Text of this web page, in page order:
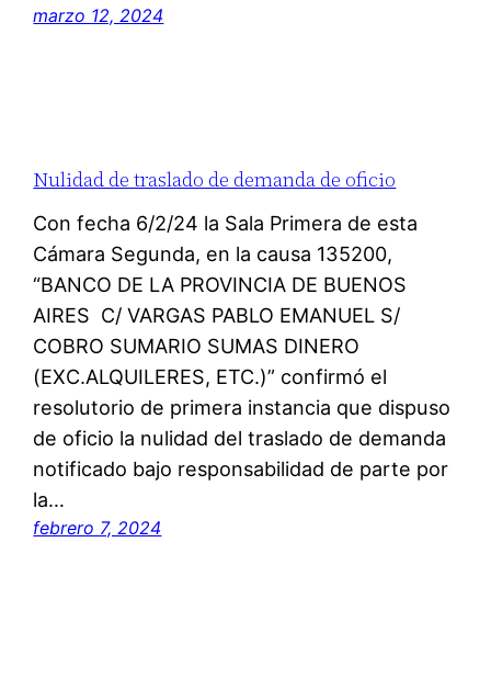
marzo 12, 2024
Nulidad de traslado de demanda de oficio
Con fecha 6/2/24 la Sala Primera de esta
Cámara Segunda, en la causa 135200,
“BANCO DE LA PROVINCIA DE BUENOS
AIRES C/ VARGAS PABLO EMANUEL S/
COBRO SUMARIO SUMAS DINERO
(EXC.ALQUILERES, ETC.)” confirmó el
resolutorio de primera instancia que dispuso
de oficio la nulidad del traslado de demanda
notificado bajo responsabilidad de parte por
la…
febrero 7, 2024